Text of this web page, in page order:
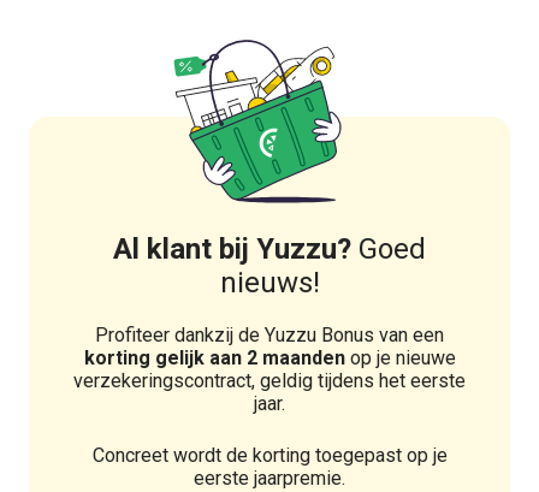
Al klant bij Yuzzu? Goed
nieuws!
Profiteer dankzij de Yuzzu Bonus van een
korting gelijk aan 2 maanden op je nieuwe
verzekeringscontract, geldig tijdens het eerste
jaar.
Concreet wordt de korting toegepast op je
eerste jaarpremie.